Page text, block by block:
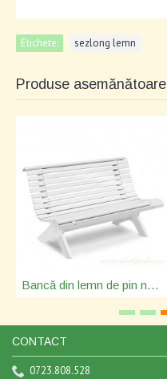
Etichete: sezlong lemn
Produse asemănătoare
Bancă din lemn de pin nordic - Lund - culoarea albă - 214077
CONTACT
0723.808.528